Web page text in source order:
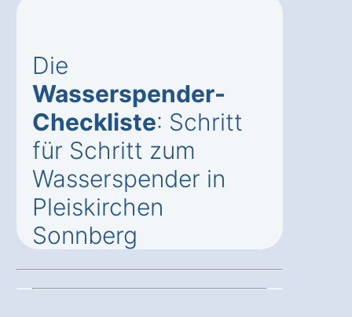
Die
Wasserspender-
Checkliste: Schritt
für Schritt zum
Wasserspender in
Pleiskirchen
Sonnberg